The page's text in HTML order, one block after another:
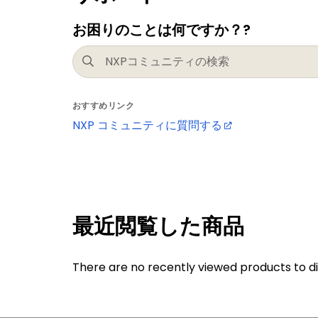
お困りのことは何ですか？?
おすすめリンク
NXP コミュニティに質問する
最近閲覧した商品
There are no recently viewed products to